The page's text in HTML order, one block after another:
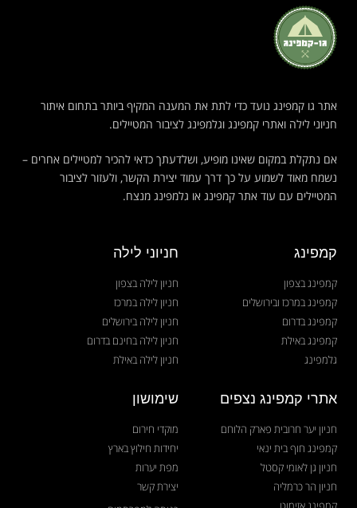
אתר גו קמפינג נועד כדי לתת את המענה המקיף ביותר בתחום איתור
חניוני לילה ואתרי קמפינג וגלמפינג לציבור המטיילים.
אם נתקלת במקום שאינו מופיע, ושלדעתך כדאי להכיר למטיילים אחרים –
נשמח מאוד לשמוע על כך דרך עמוד יצירת הקשר, ולעזור לציבור
המטיילים עם עוד אתר קמפינג או גלמפינג מנצח.
קמפינג
קמפינג בצפון
קמפינג במרכז ובירושלים
קמפינג בדרום
קמפינג באילת
גלמפינג
חניוני לילה
חניון לילה בצפון
חניון לילה במרכז
חניון לילה בירושלים
חניון לילה בחינם בדרום
חניון לילה באילת
אתרי קמפינג נצפים
חניון יער חרובית פארק הלוחם
קמפינג חוף בית ינאי
חניון גן לאומי קסטל
חניון הר כרמליה
שימושון
מוקדי חירום
יחידות חילוץ בארץ
מפת יערות
יצירת קשר